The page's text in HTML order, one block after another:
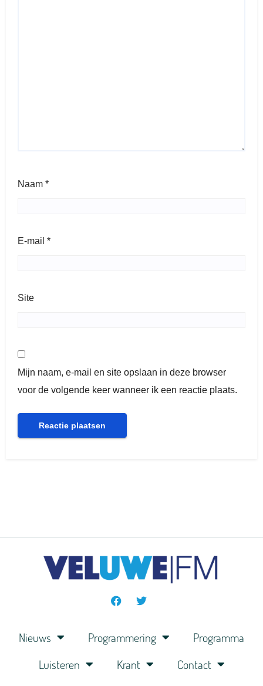
Naam *
E-mail *
Site
Mijn naam, e-mail en site opslaan in deze browser
voor de volgende keer wanneer ik een reactie plaats.
Nieuws Programmering
Programma
Luisteren
Krant Contact